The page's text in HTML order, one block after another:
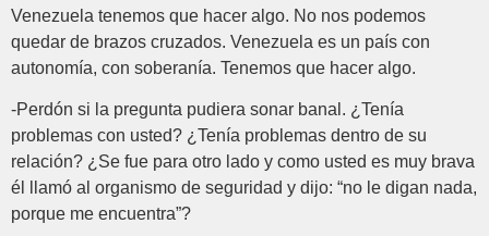
Venezuela tenemos que hacer algo. No nos podemos
quedar de brazos cruzados. Venezuela es un país con
autonomía, con soberanía. Tenemos que hacer algo.
-Perdón si la pregunta pudiera sonar banal. ¿Tenía
problemas con usted? ¿Tenía problemas dentro de su
relación? ¿Se fue para otro lado y como usted es muy brava
él llamó al organismo de seguridad y dijo: “no le digan nada,
porque me encuentra”?